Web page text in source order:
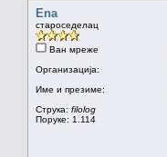
Ena
староседелац
Ван мреже
Организација:
Име и презиме:
Струка: filolog
Поруке: 1.114